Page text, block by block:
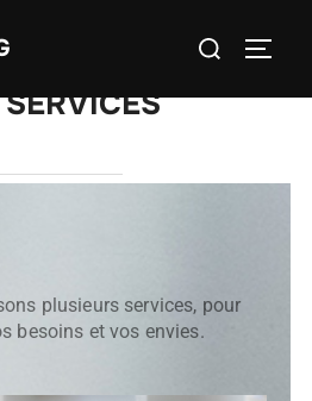
plusieurs services, pour
besoins et vos envies.